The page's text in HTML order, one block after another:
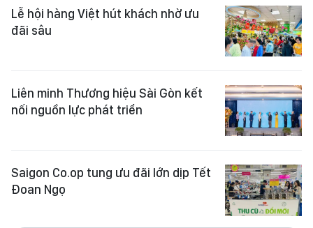
Lễ hội hàng Việt hút khách nhờ ưu
đãi sâu
Liên minh Thương hiệu Sài Gòn kết
nối nguồn lực phát triển
Saigon Co.op tung ưu đãi lớn dịp Tết
Đoan Ngọ